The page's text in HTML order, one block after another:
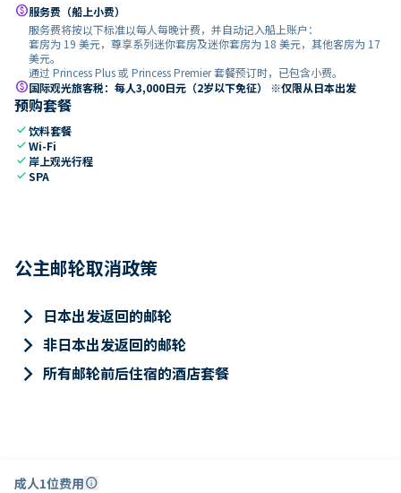
paid服务费（船上小费）
服务费将按以下标准以每人每晚计费，并自动记入船上账户：
套房为 19 美元，尊享系列迷你套房及迷你套房为 18 美元，其他客房为 17
美元。
通过 Princess Plus 或 Princess Premier 套餐预订时，已包含小费。
paid国际观光旅客税：每人3,000日元（2岁以下免征） ※仅限从日本出发
预购套餐
check饮料套餐
checkWi-Fi
check 岸上观光行程
checkSPA
公主邮轮取消政策
keyboard_arrow_right 日本出发返回的邮轮
keyboard_arrow_right 非日本出发返回的邮轮
keyboard_arrow_right 所有邮轮前后住宿的酒店套餐
成人1位费用info